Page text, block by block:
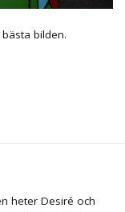
bilden.
heter Desiré och